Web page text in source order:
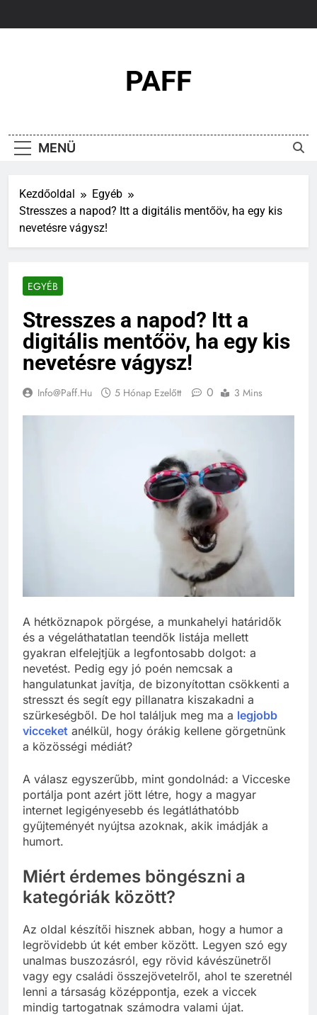
PAFF
MENÜ
Kezdőoldal
Egyéb
Stresszes a napod? Itt a digitális mentőöv, ha egy kis
nevetésre vágysz!
EGYÉB
Stresszes a napod? Itt a
digitális mentőöv, ha egy kis
nevetésre vágysz!
Info@paff.hu 5 Hónap Ezelőtt 0 3 Mins
A hétköznapok pörgése, a munkahelyi határidők
és a végeláthatatlan teendők listája mellett
gyakran elfelejtjük a legfontosabb dolgot: a
nevetést. Pedig egy jó poén nemcsak a
hangulatunkat javítja, de bizonyítottan csökkenti a
stresszt és segít egy pillanatra kiszakadni a
szürkeségből. De hol találjuk meg ma a legjobb
vicceket anélkül, hogy órákig kellene görgetnünk
a közösségi médiát?
A válasz egyszerűbb, mint gondolnád: a Vicceske
portálja pont azért jött létre, hogy a magyar
internet legigényesebb és legátláthatóbb
gyűjteményét nyújtsa azoknak, akik imádják a
humort.
Miért érdemes böngészni a
kategóriák között?
Az oldal készítői hisznek abban, hogy a humor a
legrövidebb út két ember között. Legyen szó egy
unalmas buszozásról, egy rövid kávészünetről
vagy egy családi összejövetelről, ahol te szeretnél
lenni a társaság középpontja, ezek a viccek
mindig tartogatnak számodra valami újat.